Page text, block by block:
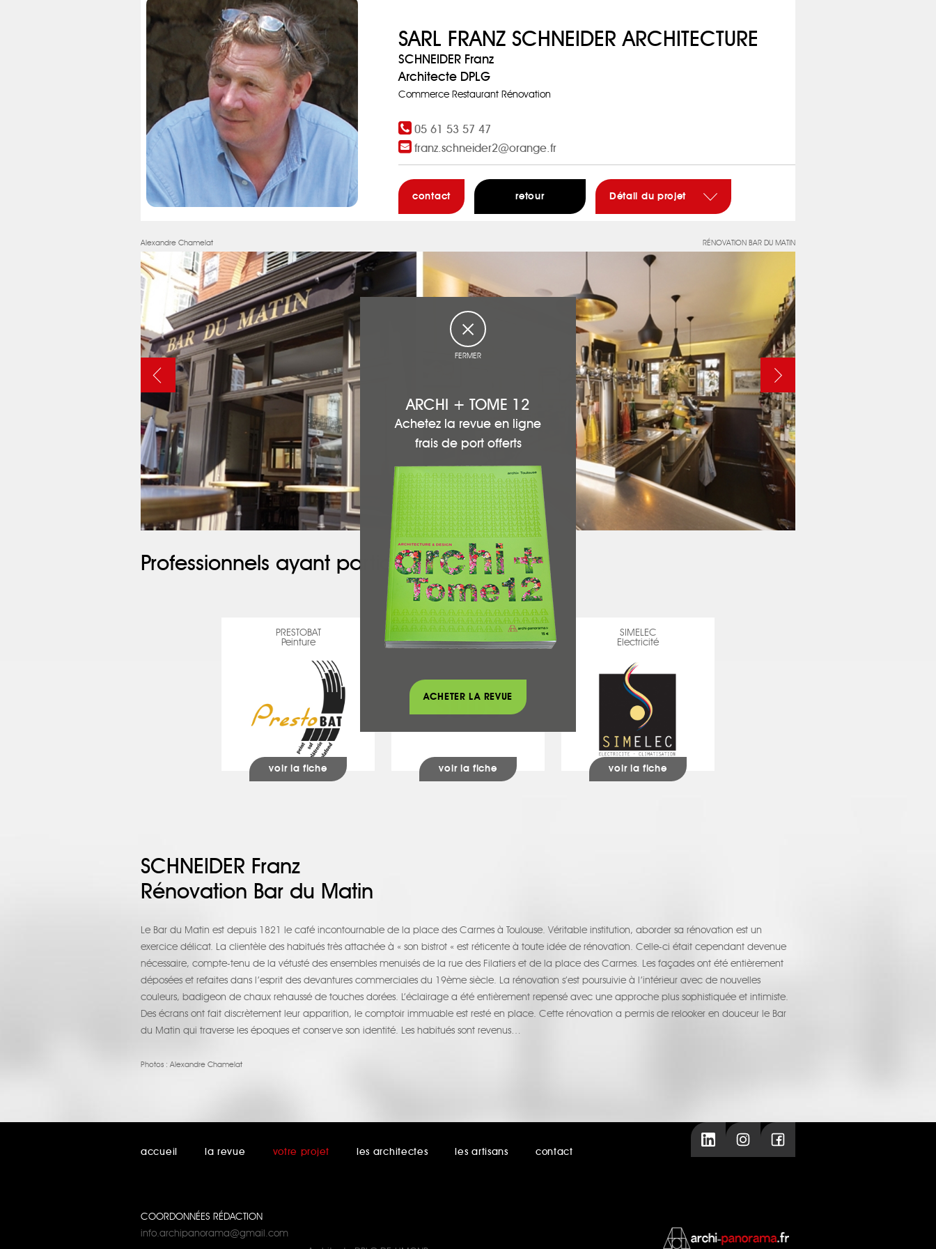
SARL FRANZ SCHNEIDER ARCHITECTURE
SCHNEIDER Franz
Architecte DPLG
Commerce Restaurant Rénovation
05 61 53 57 47
franz.schneider2@orange.fr
contact retour Détail du projet
Alexandre Chamelat RÉNOVATION BAR DU MATIN
Professionnels ayant participé à ce projet :
PRESTOBAT
Peinture
voir la fiche
SDDS
Démolition
voir la fiche
SIMELEC
Electricité
voir la fiche
SCHNEIDER Franz
Rénovation Bar du Matin
Le Bar du Matin est depuis 1821 le café incontournable de la place des Carmes à Toulouse. Véritable institution, aborder sa rénovation est un
exercice délicat. La clientèle des habitués très attachée à « son bistrot « est réticente à toute idée de rénovation. Celle-ci était cependant devenue
nécessaire, compte-tenu de la vétusté des ensembles menuisés de la rue des Filatiers et de la place des Carmes. Les façades ont été entièrement
déposées et refaites dans l’esprit des devantures commerciales du 19ème siècle. La rénovation s’est poursuivie à l’intérieur avec de nouvelles
couleurs, badigeon de chaux rehaussé de touches dorées. L’éclairage a été entièrement repensé avec une approche plus sophistiquée et intimiste.
Des écrans ont fait discrètement leur apparition, le comptoir immuable est resté en place. Cette rénovation a permis de relooker en douceur le Bar
du Matin qui traverse les époques et conserve son identité. Les habitués sont revenus…
Photos : Alexandre Chamelat
accueil la revue votre projet les architectes les artisans contact
COORDONNÉES RÉDACTION
info.archipanorama@gmail.com
FERMER
ARCHI + TOME 12
Achetez la revue en ligne
frais de port offerts
ACHETER LA REVUE